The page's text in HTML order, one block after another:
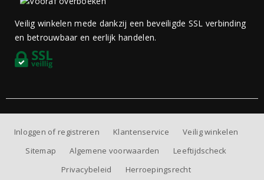
Veilig winkelen mede dankzij een beveiligde SSL verbinding
en betrouwbaar en eerlijk handelen.
Inloggen of registreren Klantenservice
Veilig winkelen
Sitemap
Algemene voorwaarden
Leeftijdscheck
Privacybeleid
Herroepingsrecht